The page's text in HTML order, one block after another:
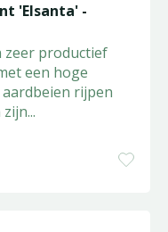
'Elsanta' -
zeer productief
een hoge
rijpen
zijn...